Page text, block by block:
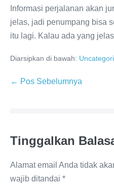
Informasi perjalanan akan
jelas, jadi penumpang bisa
itu lagi. Kalau ada yang
Diarsipkan di bawah:
← Pos Sebelumnya
Tinggalkan
Alamat email Anda tidak
wajib ditandai *